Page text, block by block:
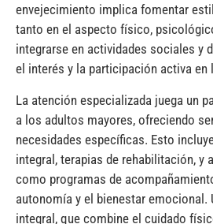
envejecimiento implica fomentar
tanto en el aspecto físico,
integrarse en actividades sociales y
el interés y la participación activa en
La atención especializada juega un
a los adultos mayores, ofreciendo
necesidades específicas. Esto
integral, terapias de rehabilitación, y
como programas de
autonomía y el bienestar emocional.
integral, que combine el cuidado